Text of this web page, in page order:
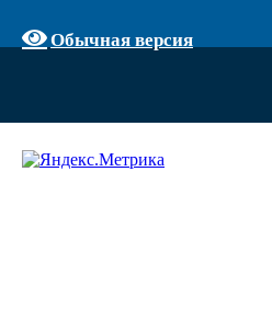
Обычная версия